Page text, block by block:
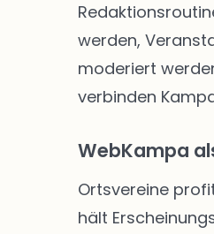
werden,
moderiert
verbinden
WebKampa
Ortsvereine
hält